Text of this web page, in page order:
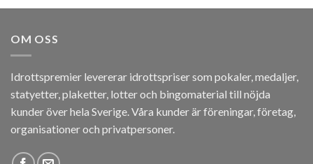
OM OSS
Idrottspremier levererar idrottspriser som pokaler, medaljer,
statyetter, plaketter, lotter och bingomaterial till nöjda
kunder över hela Sverige. Våra kunder är föreningar, företag,
organisationer och privatpersoner.